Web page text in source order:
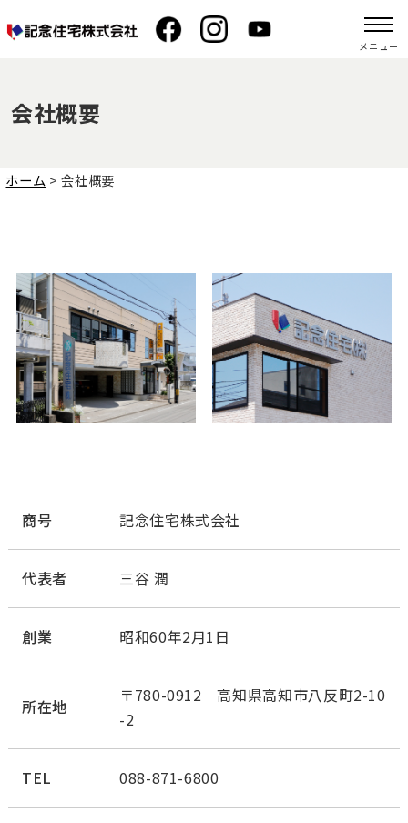
メニュー
会社概要
ホーム >会社概要
商号 記念住宅株式会社
代表者 三谷 潤
創業 昭和60年2月1日
所在地
〒780-0912 高知県高知市八反町2-10
-2
TEL 088-871-6800